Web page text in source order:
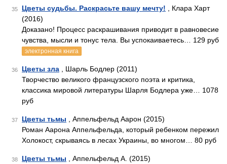
35 Цветы судьбы. Раскрасьте вашу мечту! , Клара Харт
(2016)
Доказано! Процесс раскрашивания приводит в равновесие
чувства, мысли и тонус тела. Вы успокаиваетесь… 129 руб
электронная книга
36 Цветы зла , Шарль Бодлер (2011)
Творчество великого французского поэта и критика,
классика мировой литературы Шарля Бодлера уже… 1078
руб
37 Цветы тьмы , Аппельфельд Аарон (2015)
Роман Аарона Аппельфельда, который ребенком пережил
Холокост, скрываясь в лесах Украины, во многом… 80 руб
38 Цветы тьмы , Аппельфельд А. (2015)